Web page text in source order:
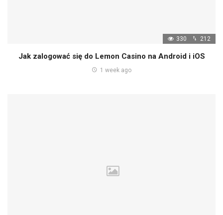
330 212
Jak zalogować się do Lemon Casino na Android i iOS
1 week ago